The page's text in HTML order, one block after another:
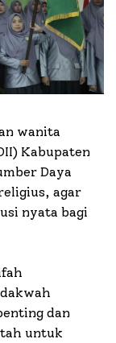
wanita
Kabupaten
Daya
agar
nyata bagi
dan
untuk